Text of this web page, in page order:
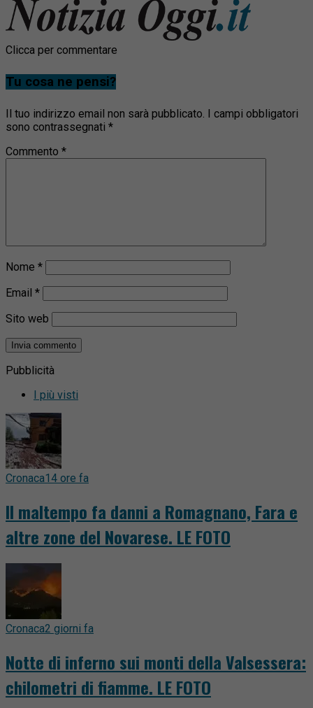
Clicca per commentare
Tu cosa ne pensi?
Il tuo indirizzo email non sarà pubblicato. I campi obbligatori
sono contrassegnati *
Commento *
Nome *
Email *
Sito web
Pubblicità
I più visti
Cronaca14 ore fa
Il maltempo fa danni a Romagnano, Fara e
altre zone del Novarese. LE FOTO
Cronaca2 giorni fa
Notte di inferno sui monti della Valsessera:
chilometri di fiamme. LE FOTO